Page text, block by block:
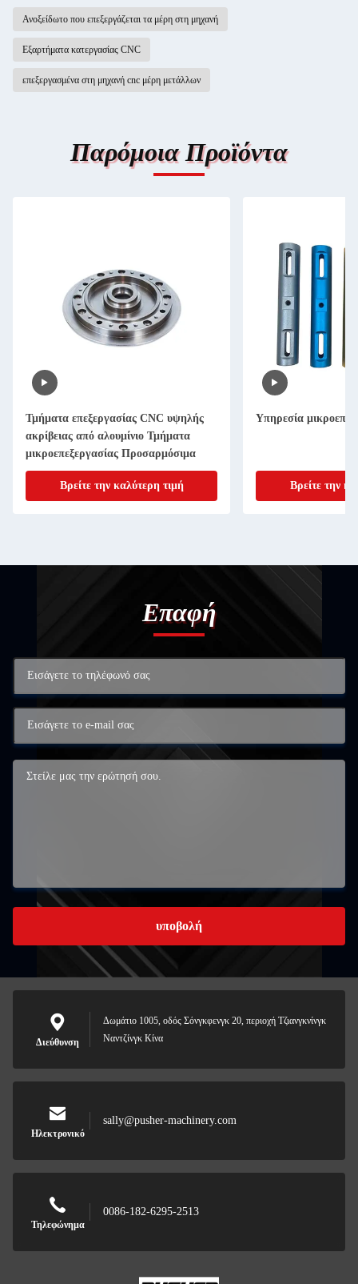
Ανοξείδωτο που επεξεργάζεται τα μέρη στη μηχανή
Εξαρτήματα κατεργασίας CNC
επεξεργασμένα στη μηχανή cnc μέρη μετάλλων
Παρόμοια Προϊόντα
Τμήματα επεξεργασίας CNC υψηλής
ακρίβειας από αλουμίνιο Τμήματα
μικροεπεξεργασίας Προσαρμόσιμα
Βρείτε την καλύτερη τιμή
Υπηρεσία
Βρείτε την
Επαφή
υποβολή
Διεύθυνση
Δωμάτιο 1005, οδός Σόνγκφενγκ 20, περιοχή Τζιανγκνίνγκ
Ναντζίνγκ Κίνα
Ηλεκτρονικό
sally@pusher-machinery.com
Τηλεφώνημα
0086-182-6295-2513